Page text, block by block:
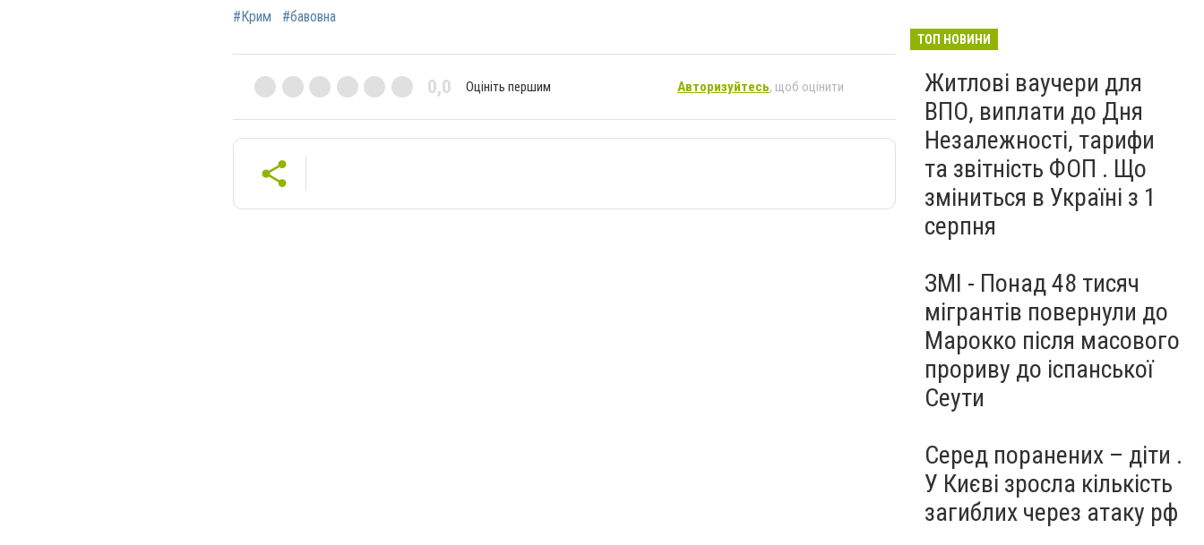
#Крим
#бавовна
0,0 Оцініть першим Авторизуйтесь, щоб оцінити
ТОП НОВИНИ
Житлові ваучери для
ВПО, виплати до Дня
Незалежності, тарифи
та звітність ФОП . Що
зміниться в Україні з 1
серпня
ЗМІ - Понад 48 тисяч
мігрантів повернули до
Марокко після масового
прориву до іспанської
Сеути
Серед поранених – діти .
У Києві зросла кількість
загиблих через атаку рф